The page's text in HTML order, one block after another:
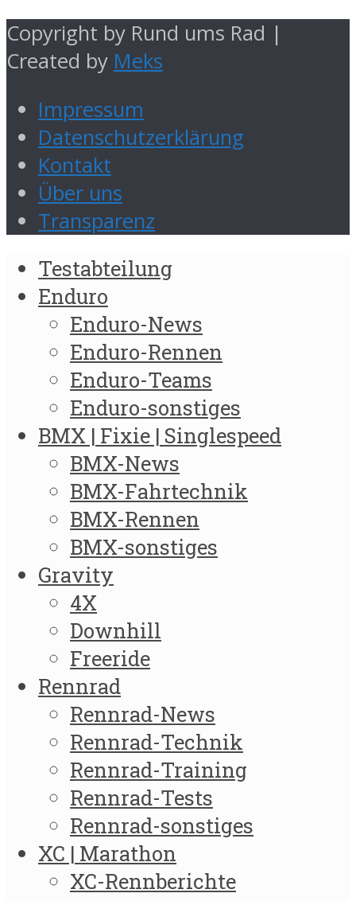
Copyright by Rund ums Rad |
Created by Meks
Impressum
Datenschutzerklärung
Kontakt
Über uns
Transparenz
Testabteilung
Enduro
Enduro-News
Enduro-Rennen
Enduro-Teams
Enduro-sonstiges
BMX | Fixie | Singlespeed
BMX-News
BMX-Fahrtechnik
BMX-Rennen
BMX-sonstiges
Gravity
4X
Downhill
Freeride
Rennrad
Rennrad-News
Rennrad-Technik
Rennrad-Training
Rennrad-Tests
Rennrad-sonstiges
XC | Marathon
XC-Rennberichte